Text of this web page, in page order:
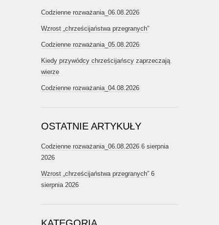
Codzienne rozważania_06.08.2026
Wzrost „chrześcijaństwa przegranych”
Codzienne rozważania_05.08.2026
Kiedy przywódcy chrześcijańscy zaprzeczają
wierze
Codzienne rozważania_04.08.2026
OSTATNIE ARTYKUŁY
Codzienne rozważania_06.08.2026 6 sierpnia
2026
Wzrost „chrześcijaństwa przegranych” 6
sierpnia 2026